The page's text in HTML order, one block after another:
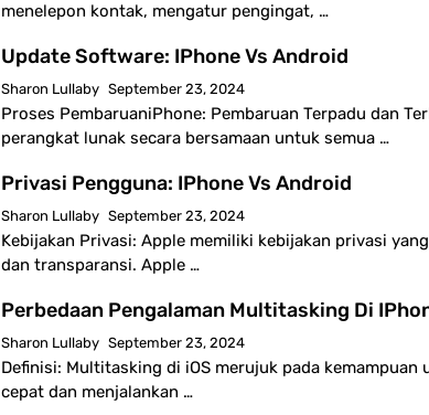
menelepon kontak, mengatur pengingat, …
Update Software: IPhone Vs Android
Sharon Lullaby September 23, 2024
Proses PembaruaniPhone: Pembaruan Terpadu dan
perangkat lunak secara bersamaan untuk semua …
Privasi Pengguna: IPhone Vs Android
Sharon Lullaby September 23, 2024
Kebijakan Privasi: Apple memiliki kebijakan privasi
dan transparansi. Apple …
Perbedaan Pengalaman Multitasking Di
Sharon Lullaby September 23, 2024
Definisi: Multitasking di iOS merujuk pada
cepat dan menjalankan …